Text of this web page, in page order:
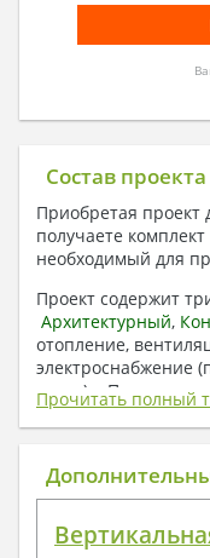
Состав проекта
Приобретая проект
получаете
необходимый для
Проект содержит
Архитектурный,
отопление,
электроснабжение
плату) +
1. Архитектурный
Общие
Поэтажные
Прочитать полный